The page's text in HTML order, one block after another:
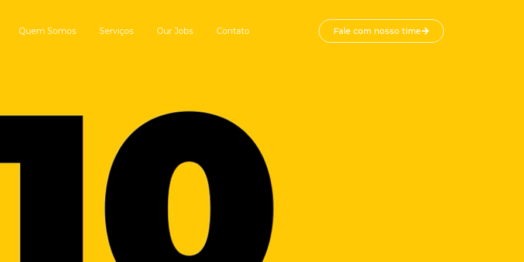
Quem Somos Serviços Our Jobs Contato Fale com nosso time